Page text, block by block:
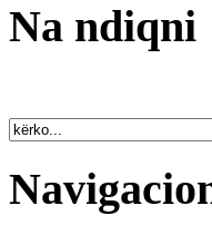
Na ndiqni